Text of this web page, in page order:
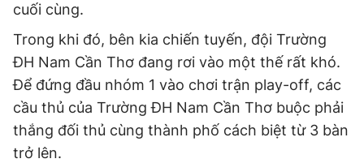
cuối cùng.
Trong khi đó, bên kia chiến tuyến, đội Trường
ĐH Nam Cần Thơ đang rơi vào một thế rất khó.
Để đứng đầu nhóm 1 vào chơi trận play-off, các
cầu thủ của Trường ĐH Nam Cần Thơ buộc phải
thắng đối thủ cùng thành phố cách biệt từ 3 bàn
trở lên.